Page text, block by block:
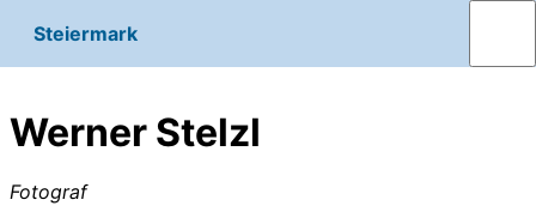
Steiermark
Werner Stelzl
Fotograf